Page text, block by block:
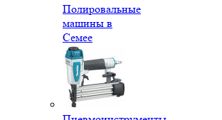
Полировальные
машины в
Семее